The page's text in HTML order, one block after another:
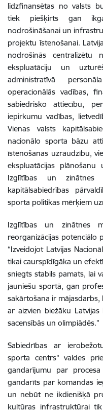
līdzfinansētas no valsts
tiek piešķirts gan
nodrošināšanai un
projektu īstenošanai.
nodrošinās centralizētu
ekspluatāciju un
administratīvā
operacionālās vadības,
sabiedrisko attiecību,
iepirkumu vadības,
Vienas valsts
nacionālo sporta bāzu
īstenošanas uzraudzību,
ekspluatācijas
Izglītības un zinātnes
kapitālsabiedrības
sporta politikas mērķiem
Izglītības un zinātnes
reorganizācijas potenciālo
“Izveidojot Latvijas
tikai caurspīdīgāka un
sniegts stabils pamats, lai
jauniešu sportā, gan
sakārtošana ir mājasdarbs,
ar aizvien biežāku
sacensībās un olimpiādēs.”
Sabiedrības ar
sporta centrs" valdes
gandarījumu par
gandarīts par komandas
un nebūt ne ikdienišķā
kultūras infrastruktūrai